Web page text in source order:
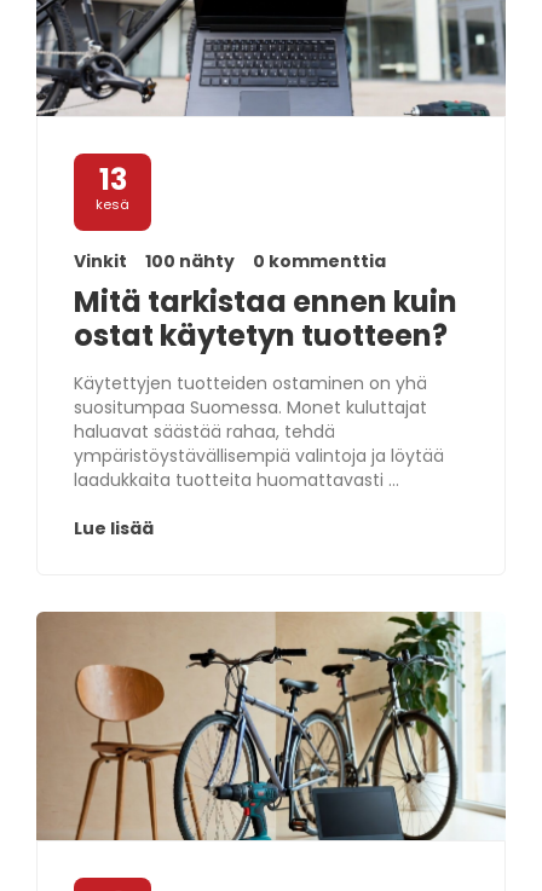
13
kesä
Vinkit 100 nähty 0 kommenttia
Mitä tarkistaa ennen kuin
ostat käytetyn tuotteen?
Käytettyjen tuotteiden ostaminen on yhä
suositumpaa Suomessa. Monet kuluttajat
haluavat säästää rahaa, tehdä
ympäristöystävällisempiä valintoja ja löytää
laadukkaita tuotteita huomattavasti ...
Lue lisää